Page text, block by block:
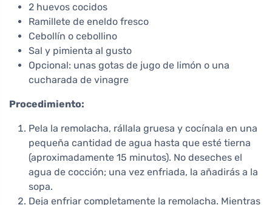
2 huevos cocidos
Ramillete de eneldo fresco
Cebollín o cebollino
Sal y pimienta al gusto
Opcional: unas gotas de jugo de limón o una
cucharada de vinagre
Procedimiento:
Pela la remolacha, rállala gruesa y cocínala en una
pequeña cantidad de agua hasta que esté tierna
(aproximadamente 15 minutos). No deseches el
agua de cocción; una vez enfriada, la añadirás a la
sopa.
Deja enfriar completamente la remolacha. Mientras